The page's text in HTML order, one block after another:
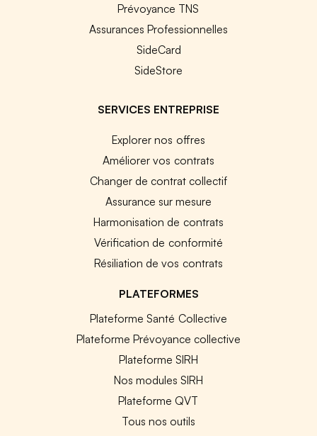
Prévoyance TNS
Assurances Professionnelles
SideCard
SideStore
SERVICES ENTREPRISE
Explorer nos offres
Améliorer vos contrats
Changer de contrat collectif
Assurance sur mesure
Harmonisation de contrats
Vérification de conformité
Résiliation de vos contrats
PLATEFORMES
Plateforme Santé Collective
Plateforme Prévoyance collective
Plateforme SIRH
Nos modules SIRH
Plateforme QVT
Tous nos outils